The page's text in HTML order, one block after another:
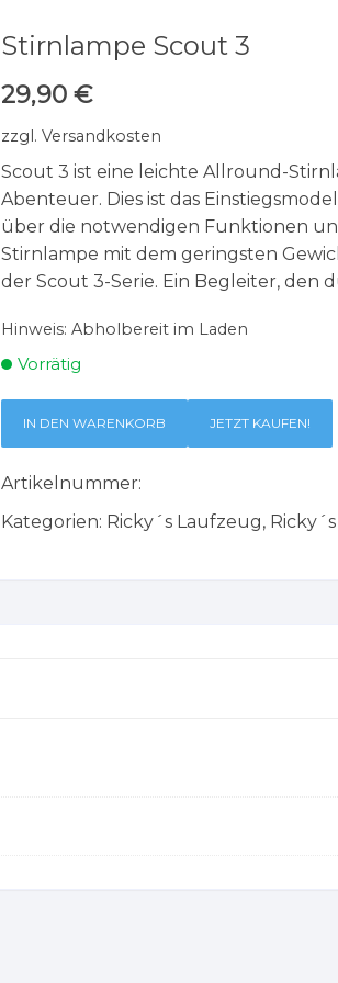
Stirnlampe Scout 3
29,90 €
zzgl. Versandkosten
Scout 3 ist eine leichte Allround-
Abenteuer. Dies ist das
über die notwendigen Funktionen
Stirnlampe mit dem geringsten
der Scout 3-Serie. Ein Begleiter, den
Hinweis: Abholbereit im Laden
Vorrätig
IN DEN WARENKORB JETZT KAUFEN!
Artikelnummer:
Kategorien: Ricky´s Laufzeug,